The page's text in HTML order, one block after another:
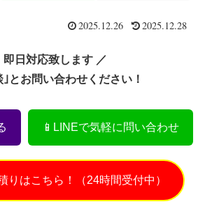
2025.12.26 2025.12.28
即日対応致します ／
｣とお問い合わせください！
📱LINEで気軽に問い合わせ
りはこちら！（24時間受付中）